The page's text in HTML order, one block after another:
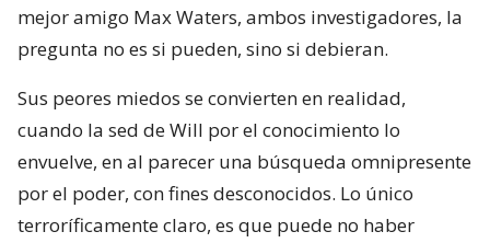
mejor amigo Max Waters, ambos investigadores, la
pregunta no es si pueden, sino si debieran.
Sus peores miedos se convierten en realidad,
cuando la sed de Will por el conocimiento lo
envuelve, en al parecer una búsqueda omnipresente
por el poder, con fines desconocidos. Lo único
terroríficamente claro, es que puede no haber